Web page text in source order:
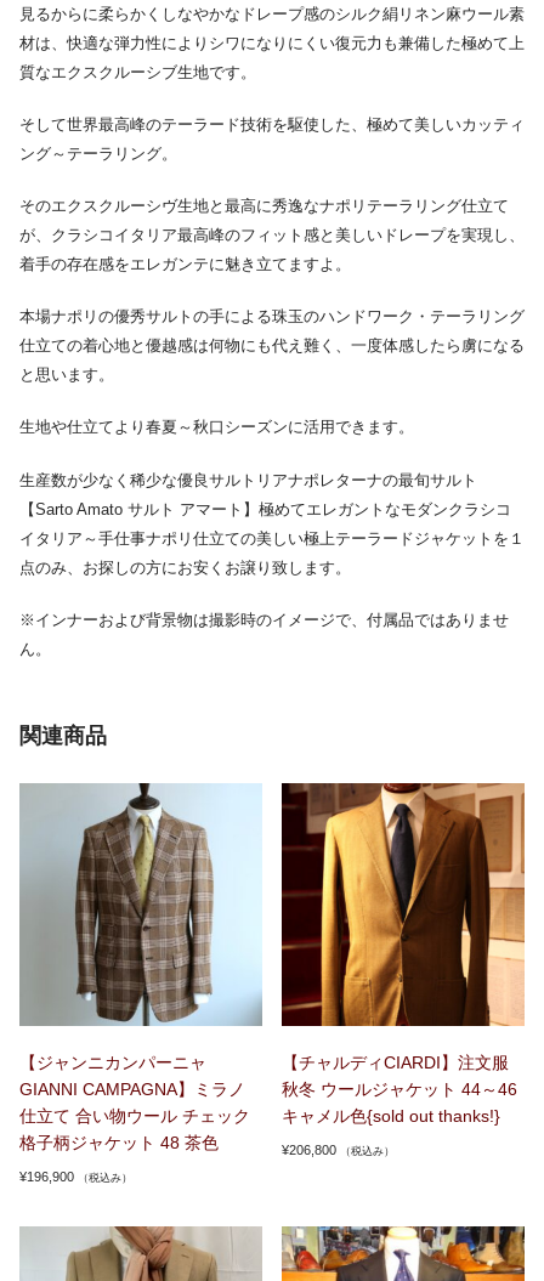
見るからに柔らかくしなやかなドレープ感のシルク絹リネン麻ウール素
材は、快適な弾力性によりシワになりにくい復元力も兼備した極めて上
質なエクスクルーシブ生地です。
そして世界最高峰のテーラード技術を駆使した、極めて美しいカッティ
ング～テーラリング。
そのエクスクルーシヴ生地と最高に秀逸なナポリテーラリング仕立て
が、クラシコイタリア最高峰のフィット感と美しいドレープを実現し、
着手の存在感をエレガンテに魅き立てますよ。
本場ナポリの優秀サルトの手による珠玉のハンドワーク・テーラリング
仕立ての着心地と優越感は何物にも代え難く、一度体感したら虜になる
と思います。
生地や仕立てより春夏～秋口シーズンに活用できます。
生産数が少なく稀少な優良サルトリアナポレターナの最旬サルト
【Sarto Amato サルト アマート】極めてエレガントなモダンクラシコ
イタリア～手仕事ナポリ仕立ての美しい極上テーラードジャケットを１
点のみ、お探しの方にお安くお譲り致します。
※インナーおよび背景物は撮影時のイメージで、付属品ではありませ
ん。
関連商品
【ジャンニカンパーニャ
GIANNI CAMPAGNA】ミラノ
仕立て 合い物ウール チェック
格子柄ジャケット 48 茶色
¥196,900 （税込み）
【チャルディCIARDI】注文服
秋冬 ウールジャケット 44～46
キャメル色{sold out thanks!}
¥206,800 （税込み）